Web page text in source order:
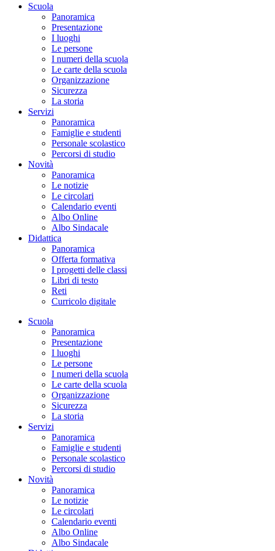
Scuola
Panoramica
Presentazione
I luoghi
Le persone
I numeri della scuola
Le carte della scuola
Organizzazione
Sicurezza
La storia
Servizi
Panoramica
Famiglie e studenti
Personale scolastico
Percorsi di studio
Novità
Panoramica
Le notizie
Le circolari
Calendario eventi
Albo Online
Albo Sindacale
Didattica
Panoramica
Offerta formativa
I progetti delle classi
Libri di testo
Reti
Curricolo digitale
Scuola
Panoramica
Presentazione
I luoghi
Le persone
I numeri della scuola
Le carte della scuola
Organizzazione
Sicurezza
La storia
Servizi
Panoramica
Famiglie e studenti
Personale scolastico
Percorsi di studio
Novità
Panoramica
Le notizie
Le circolari
Calendario eventi
Albo Online
Albo Sindacale